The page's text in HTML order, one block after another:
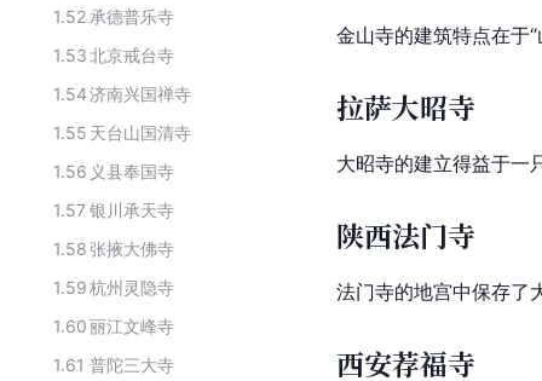
1.52 承德普乐寺
1.53北京戒台寺
1.54济南兴国禅寺
1.55 天台山国清寺
1.56 义县奉国寺
1.57 银川承天寺
1.58张掖大佛寺
1.59杭州灵隐寺
1.60丽江文峰寺
1.61 普陀三大寺
金山寺的建筑特点在于
拉萨大昭寺
大昭寺的建立得益于一
陕西法门寺
法门寺的地宫中保存了
西安荐福寺